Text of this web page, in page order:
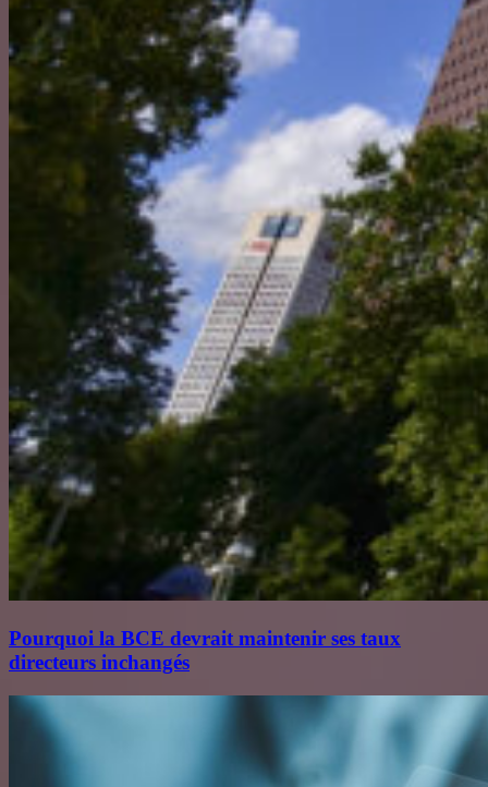
Pourquoi la BCE devrait maintenir ses taux
directeurs inchangés